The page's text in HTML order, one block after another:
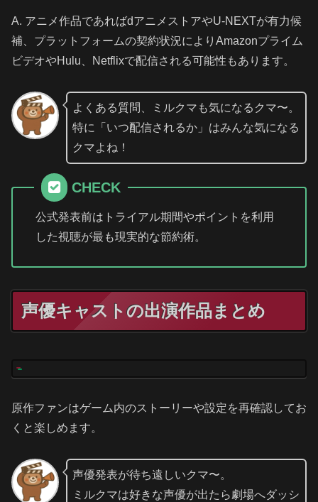
A. アニメ作品であればdアニメストアやU-NEXTが有力候
補、プラットフォームの契約状況によりAmazonプライム
ビデオやHulu、Netflixで配信される可能性もあります。
よくある質問、ミルクマも気になるクマ〜。
特に「いつ配信されるか」はみんな気になる
クマよね！
CHECK
公式発表前はトライアル期間やポイントを利用
した視聴が最も現実的な節約術。
声優キャストの出演作品まとめ
原作ファンはゲーム内のストーリーや設定を再確認してお
くと楽しめます。
声優発表が待ち遠しいクマ〜。
ミルクマは好きな声優が出たら劇場へダッシ